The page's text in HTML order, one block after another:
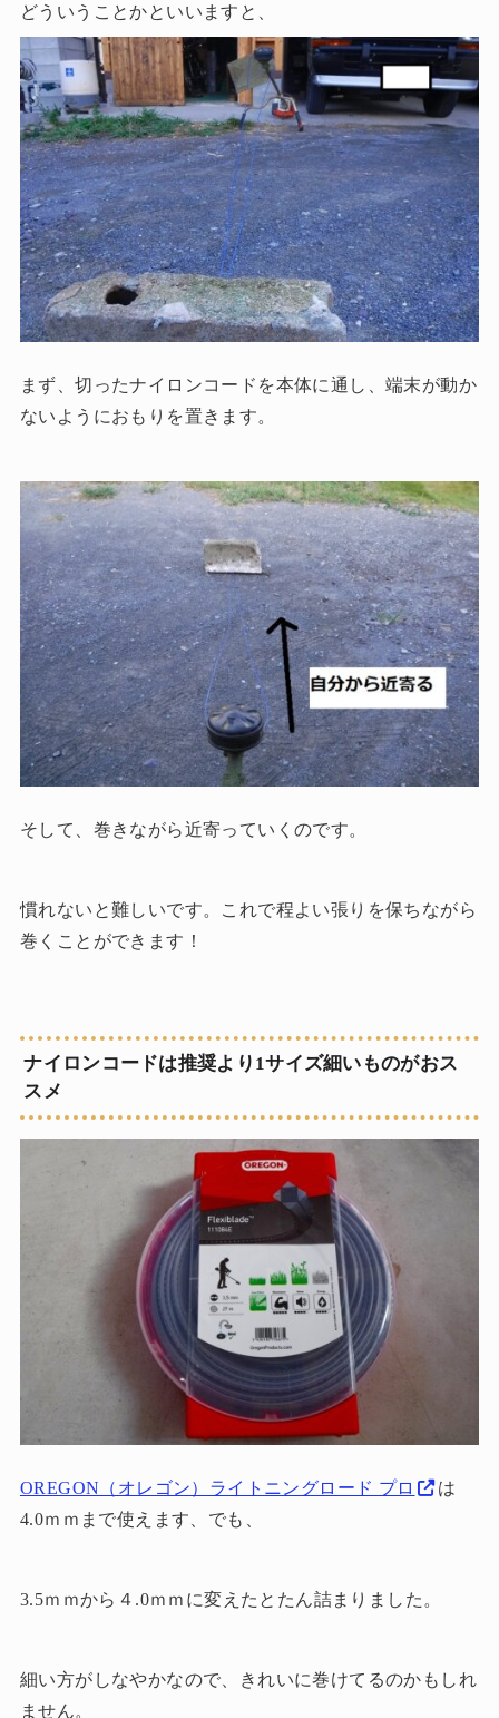
どういうことかといいますと、
まず、切ったナイロンコードを本体に通し、端末が動か
ないようにおもりを置きます。
そして、巻きながら近寄っていくのです。
慣れないと難しいです。これで程よい張りを保ちながら
巻くことができます！
ナイロンコードは推奨より1サイズ細いものがおス
スメ
OREGON（オレゴン）ライトニングロード プロ
は
4.0ｍｍまで使えます、でも、
3.5ｍｍから４.0ｍｍに変えたとたん詰まりました。
細い方がしなやかなので、きれいに巻けてるのかもしれ
ません。